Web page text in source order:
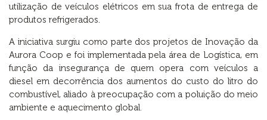
utilização de veículos elétricos em sua frota de entrega de
produtos refrigerados.
A iniciativa surgiu como parte dos projetos de Inovação da
Aurora Coop e foi implementada pela área de Logística, em
função da insegurança de quem opera com veículos a
diesel em decorrência dos aumentos do custo do litro do
combustível, aliado à preocupação com a poluição do meio
ambiente e aquecimento global.